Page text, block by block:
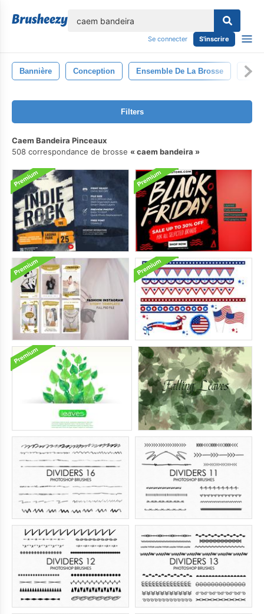
Se connecter S'inscrire
Bannière Conception Ensemble De La Brosse Cru
Filters
Caem Bandeira Pinceaux
508 correspondance de brosse
caem bandeira